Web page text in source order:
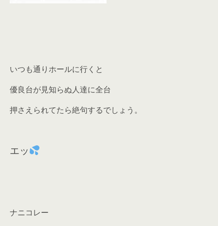
いつも通りホールに行くと
優良台が見知らぬ人達に全台
押さえられてたら絶句するでしょう。
エッ
ナニコレー